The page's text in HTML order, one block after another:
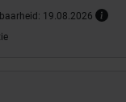
19.08.2026